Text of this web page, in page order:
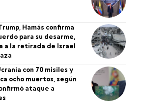
Hamás confirma
para su desarme,
a la retirada de Israel
con 70 misiles y
ocho muertos, según
ataque a